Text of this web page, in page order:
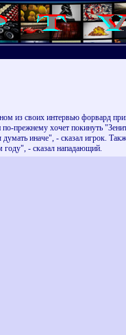
своих интервью форвард
прежнему хочет покинуть
иначе", - сказал игрок.
году", - сказал нападающий.